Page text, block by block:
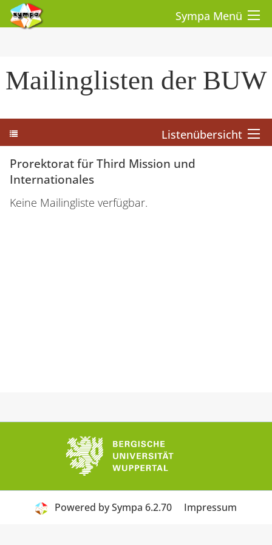
Sympa Menü
Mailinglisten der BUW
Listenübersicht
Prorektorat für Third Mission und
Internationales
Keine Mailingliste verfügbar.
Powered by Sympa 6.2.70 Impressum